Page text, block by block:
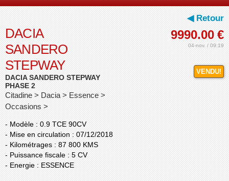
◀ Retour
9990.00 €
04-nov. / 09:19
VENDU!
DACIA
SANDERO
STEPWAY
DACIA SANDERO STEPWAY
PHASE 2
Citadine > Dacia > Essence >
Occasions >
- Modèle : 0.9 TCE 90CV
- Mise en circulation : 07/12/2018
- Kilométrages : 87 800 KMS
- Puissance fiscale : 5 CV
- Energie : ESSENCE